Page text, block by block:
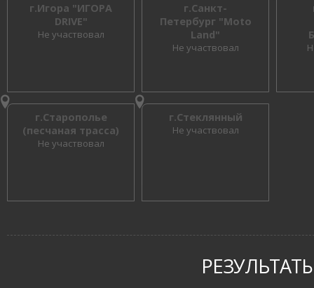
г.Игора "ИГОРА
DRIVE"
Не участвовал
г.Санкт-
Петербург "Moto
Land"
Не участвовал
г.Старополье
(песчаная трасса)
Не участвовал
г.Стеклянный
Не участвовал